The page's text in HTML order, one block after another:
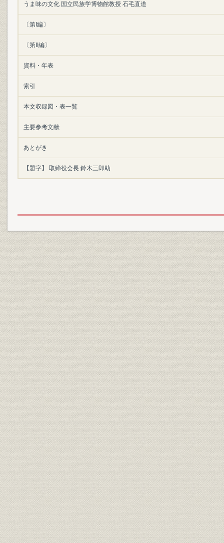
うま味の文化 国立民族学博物館教授 石毛直道
〔第I編〕
〔第II編〕
資料・年表
索引
本文収録図・表一覧
主要参考文献
あとがき
【題字】 取締役会長 鈴木三郎助